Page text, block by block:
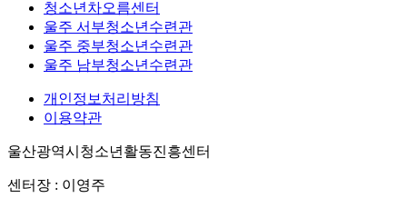
청소년차오름센터
울주 서부청소년수련관
울주 중부청소년수련관
울주 남부청소년수련관
개인정보처리방침
이용약관
울산광역시청소년활동진흥센터
센터장 : 이영주